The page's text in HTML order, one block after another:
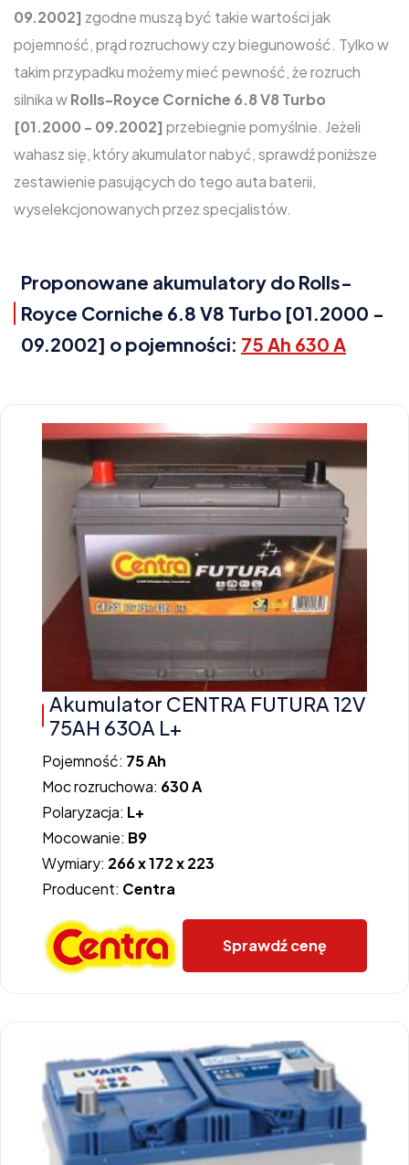
09.2002] zgodne muszą być takie wartości jak
pojemność, prąd rozruchowy czy biegunowość. Tylko w
takim przypadku możemy mieć pewność, że rozruch
silnika wRolls-Royce Corniche 6.8 V8 Turbo
[01.2000 - 09.2002] przebiegnie pomyślnie. Jeżeli
wahasz się, który akumulator nabyć, sprawdź poniższe
zestawienie pasujących do tego auta baterii,
wyselekcjonowanych przez specjalistów.
Proponowane akumulatory do Rolls-
Royce Corniche 6.8 V8 Turbo [01.2000 -
09.2002] o pojemności: 75 Ah 630 A
Akumulator CENTRA FUTURA 12V
75AH 630A L+
Pojemność: 75 Ah
Moc rozruchowa: 630 A
Polaryzacja: L+
Mocowanie: B9
Wymiary: 266 x 172 x 223
Producent: Centra
Sprawdź cenę